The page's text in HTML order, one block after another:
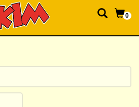
0